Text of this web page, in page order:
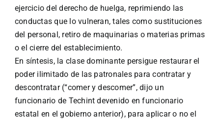
ejercicio del derecho de huelga, reprimiendo las
conductas que lo vulneran, tales como sustituciones
del personal, retiro de maquinarias o materias primas
o el cierre del establecimiento.
En síntesis, la clase dominante persigue restaurar el
poder ilimitado de las patronales para contratar y
descontratar (“comer y descomer”, dijo un
funcionario de Techint devenido en funcionario
estatal en el gobierno anterior), para aplicar o no el